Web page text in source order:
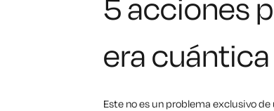
5 acciones
era cuántica
Este no es un problema exclusivo